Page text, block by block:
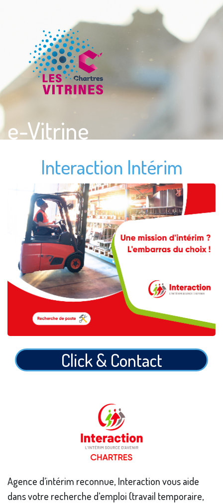
e-Vitrine
Interaction Intérim
Click & Contact
Agence d’intérim reconnue, Interaction vous aide
dans votre recherche d’emploi (travail temporaire,